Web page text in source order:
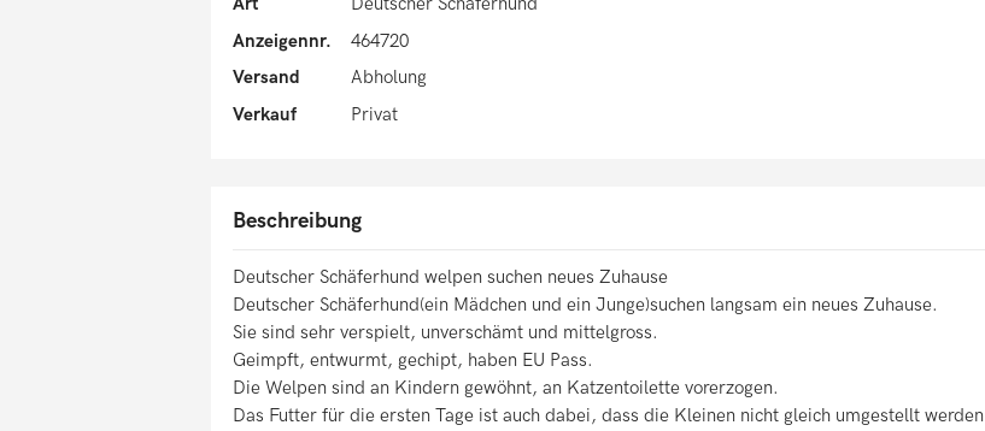
Anzeigennr.
464720
Versand
Abholung
Verkauf
Privat
Beschreibung
Deutscher Schäferhund welpen suchen neues Zuhause
Deutscher Schäferhund(ein Mädchen und ein Junge)suchen langsam ein neues Zuhause.
Sie sind sehr verspielt, unverschämt und mittelgross.
Geimpft, entwurmt, gechipt, haben EU Pass.
Die Welpen sind an Kindern gewöhnt, an Katzentoilette vorerzogen.
Das Futter für die ersten Tage ist auch dabei, dass die Kleinen nicht gleich umgestellt werden